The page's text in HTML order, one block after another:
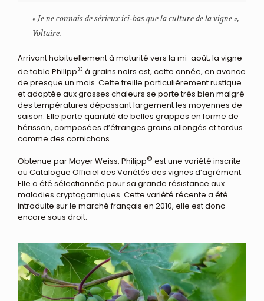
« Je ne connais de sérieux ici-bas que la culture de la vigne »,
Voltaire.
Arrivant habituellement à maturité vers la mi-août, la vigne
de table Philipp© à grains noirs est, cette année, en avance
de presque un mois. Cette treille particulièrement rustique
et adaptée aux grosses chaleurs se porte très bien malgré
des températures dépassant largement les moyennes de
saison. Elle porte quantité de belles grappes en forme de
hérisson, composées d’étranges grains allongés et tordus
comme des cornichons.
Obtenue par Mayer Weiss, Philipp© est une variété inscrite
au Catalogue Officiel des Variétés des vignes d’agrément.
Elle a été sélectionnée pour sa grande résistance aux
maladies cryptogamiques. Cette variété récente a été
introduite sur le marché français en 2010, elle est donc
encore sous droit.